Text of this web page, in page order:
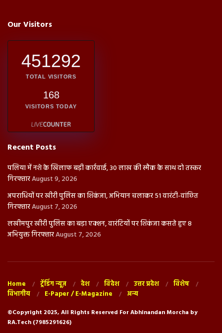
Our Visitors
451292
TOTAL VISITORS
168
VISITORS TODAY
Recent Posts
पलिया में नशे के खिलाफ बड़ी कार्रवाई, 30 लाख की स्मैक के साथ दो तस्कर
गिरफ्तारAugust 9, 2026
अपराधियों पर खीरी पुलिस का शिकंजा, अभियान चलाकर 51 वारंटी-वांछित
गिरफ्तारAugust 7, 2026
लखीमपुर खीरी पुलिस का बड़ा एक्शन, वारंटियों पर शिकंजा कसते हुए 8
अभियुक्त गिरफ्तारAugust 7, 2026
Home ट्रेंडिंग न्यूज़ देश विदेश उत्तर प्रदेश
विशेष
विभागीय
E-Paper / E-Magazine अन्य
©Copyright 2025, All Rights Reserved For Abhinandan Morcha by
RA.Tech (7985291626)